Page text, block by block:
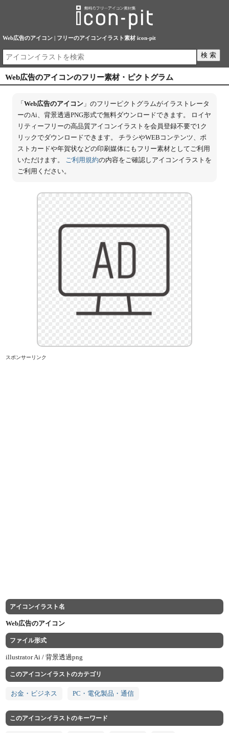
Web広告のアイコン | フリーのアイコンイラスト素材 icon-pit
Web広告のアイコンのフリー素材・ピクトグラム
「 Web広告のアイコン」のフリーピクトグラムがイラストレータ
ーのAi、背景透過PNG形式で無料ダウンロードできます。 ロイヤ
リティーフリーの高品質アイコンイラストを会員登録不要で1ク
リックでダウンロードできます。 チラシやWEBコンテンツ、ポ
ストカードや年賀状などの印刷媒体にもフリー素材としてご利用
いただけます。 ご利用規約の内容をご確認しアイコンイラストを
ご利用ください。
スポンサーリンク
アイコンイラスト名
Web広告のアイコン
ファイル形式
illustrator Ai /背景透過png
このアイコンイラストのカテゴリ
お金・ビジネス PC・電化製品・通信
このアイコンイラストのキーワード